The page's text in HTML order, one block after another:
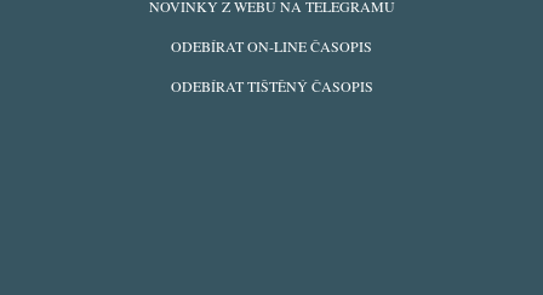
NOVINKY Z WEBU NA TELEGRAMU
ODEBÍRAT ON-LINE ČASOPIS
ODEBÍRAT TIŠTĚNÝ ČASOPIS